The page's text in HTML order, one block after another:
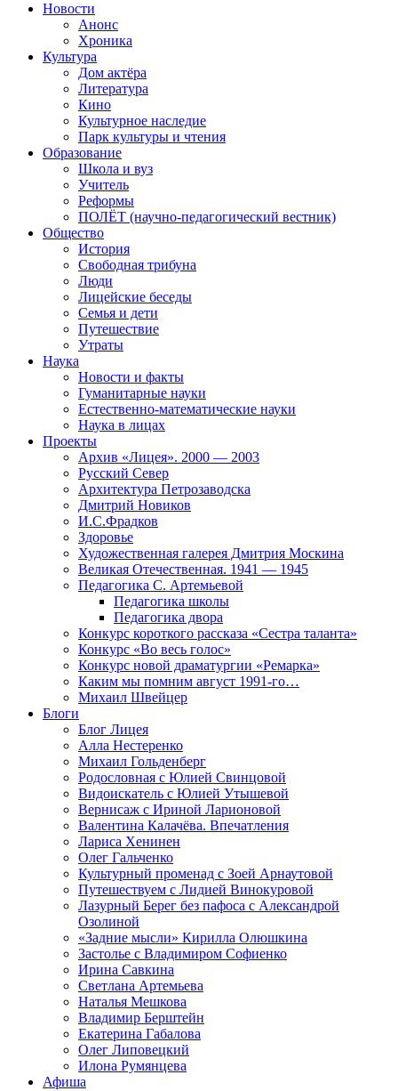
Новости
Анонс
Хроника
Культура
Дом актёра
Литература
Кино
Культурное наследие
Парк культуры и чтения
Образование
Школа и вуз
Учитель
Реформы
ПОЛЁТ (научно-педагогический вестник)
Общество
История
Свободная трибуна
Люди
Лицейские беседы
Семья и дети
Путешествие
Утраты
Наука
Новости и факты
Гуманитарные науки
Естественно-математические науки
Наука в лицах
Проекты
Архив «Лицея». 2000 — 2003
Русский Север
Архитектура Петрозаводска
Дмитрий Новиков
И.С.Фрадков
Здоровье
Художественная галерея Дмитрия Москина
Великая Отечественная. 1941 — 1945
Педагогика С. Артемьевой
Педагогика школы
Педагогика двора
Конкурс короткого рассказа «Сестра таланта»
Конкурс «Во весь голос»
Конкурс новой драматургии «Ремарка»
Каким мы помним август 1991-го…
Михаил Швейцер
Блоги
Блог Лицея
Алла Нестеренко
Михаил Гольденберг
Родословная с Юлией Свинцовой
Видоискатель с Юлией Утышевой
Вернисаж с Ириной Ларионовой
Валентина Калачёва. Впечатления
Лариса Хенинен
Олег Гальченко
Культурный променад с Зоей Арнаутовой
Путешествуем с Лидией Винокуровой
Лазурный Берег без пафоса с Александрой
Озолиной
«Задние мысли» Кирилла Олюшкина
Застолье с Владимиром Софиенко
Ирина Савкина
Светлана Артемьева
Наталья Мешкова
Владимир Берштейн
Екатерина Габалова
Олег Липовецкий
Илона Румянцева
Афиша